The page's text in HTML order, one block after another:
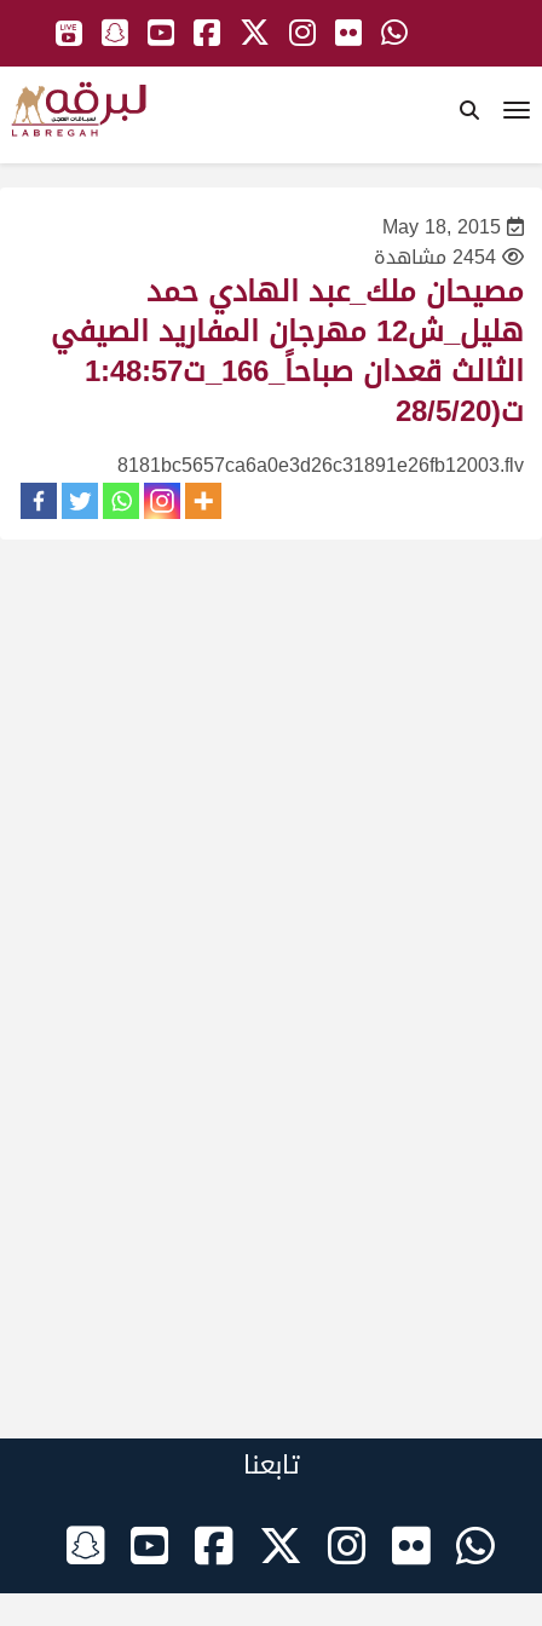
May 18, 2015
2454 مشاهدة
مصيحان ملك_عبد الهادي حمد
هليل_ش12 مهرجان المفاريد الصيفي
الثالث قعدان صباحاً_166_ت1:48:57
ت(28/5/20
8181bc5657ca6a0e3d26c31891e26fb12003.flv
تابعنا